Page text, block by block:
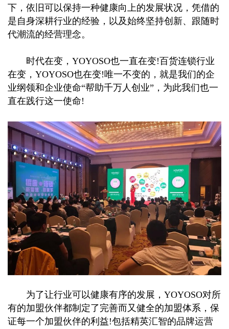
下，依旧可以保持一种健康向上的发展状况，凭借的
是自身深耕行业的经验，以及始终坚持创新、跟随时
代潮流的经营理念。
时代在变，YOYOSO也一直在变!百货连锁行业
在变，YOYOSO也在变!唯一不变的，就是我们的企
业纲领和企业使命“帮助千万人创业”，为此我们也一
直在践行这一使命!
为了让行业可以健康有序的发展，YOYOSO对所
有的加盟伙伴都制定了完善而又健全的加盟体系，保
证每一个加盟伙伴的利益!包括精英汇智的品牌运营